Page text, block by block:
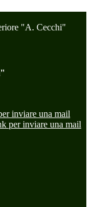
"A. Cecchi"
inviare una mail
per inviare una mail